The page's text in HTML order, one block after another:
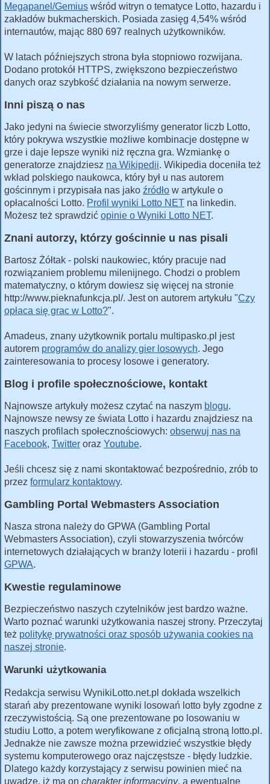
Megapanel/Gemius wśród witryn o tematyce Lotto, hazardu i
zakładów bukmacherskich. Posiada zasięg 4,54% wśród
internautów, mając 880 697 realnych użytkowników.
W latach późniejszych strona była stopniowo rozwijana.
Dodano protokół HTTPS, zwiększono bezpieczeństwo
danych oraz szybkość działania na nowym serwerze.
Inni piszą o nas
Jako jedyni na świecie stworzyliśmy generator liczb Lotto,
który pokrywa wszystkie możliwe kombinacje dostępne w
grze i daje lepsze wyniki niż ręczna gra. Wzmiankę o
generatorze znajdziesz na Wikipedii. Wikipedia doceniła też
wkład polskiego naukowca, który był u nas autorem
gościnnym i przypisała nas jako źródło w artykule o
opłacalności Lotto. Profil wyniki Lotto NET na linkedin.
Możesz też sprawdzić opinie o Wyniki Lotto NET.
Znani autorzy, którzy gościnnie u nas pisali
Bartosz Żółtak - polski naukowiec, który pracuje nad
rozwiązaniem problemu milenijnego. Chodzi o problem
matematyczny, o którym dowiesz się więcej na stronie
http://www.pieknafunkcja.pl/. Jest on autorem artykułu "Czy
opłaca się grac w Lotto?".
Amadeus, znany użytkownik portalu multipasko.pl jest
autorem programów do analizy gier losowych. Jego
zainteresowania to procesy losowe i generatory.
Blog i profile społecznościowe, kontakt
Najnowsze artykuły możesz czytać na naszym blogu.
Najnowsze newsy ze świata Lotto i hazardu znajdziesz na
naszych profilach społecznościowych: obserwuj nas na
Facebook, Twitter oraz Youtube.
Jeśli chcesz się z nami skontaktować bezpośrednio, zrób to
przez formularz kontaktowy.
Gambling Portal Webmasters Association
Nasza strona należy do GPWA (Gambling Portal
Webmasters Association), czyli stowarzyszenia twórców
internetowych działających w branży loterii i hazardu - profil
GPWA.
Kwestie regulaminowe
Bezpieczeństwo naszych czytelników jest bardzo ważne.
Warto poznać warunki użytkowania naszej strony. Przeczytaj
też politykę prywatności oraz sposób używania cookies na
naszej stronie.
Warunki użytkowania
Redakcja serwisu WynikiLotto.net.pl dokłada wszelkich
starań aby prezentowane wyniki losowań lotto były zgodne z
rzeczywistością. Są one prezentowane po losowaniu w
studiu Lotto, a potem weryfikowane z oficjalną stroną lotto.pl.
Jednakże nie zawsze można przewidzieć wszystkie błędy
systemu komputerowego oraz najczęstsze - błędy ludzkie.
Dlatego każdy korzystający z serwisu powinien mieć na
uwadze, iż ma on charakter informacyjny, a ewentualne